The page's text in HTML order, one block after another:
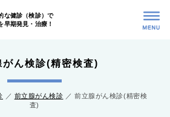
な健診（検診）で
早期発見・治療！
る
がん検診(精密検査)
／ 前立腺がん検診 ／ 前立腺がん検診(精密検
査)